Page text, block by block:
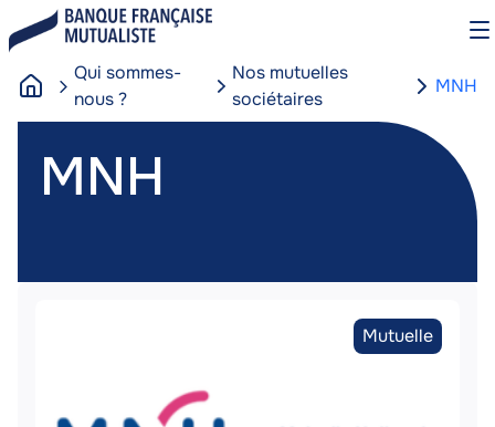
au
principal
Qui sommes-
nous ?
Nos mutuelles
sociétaires
MNH
MNH
MNH
Type
de
Mutuelle